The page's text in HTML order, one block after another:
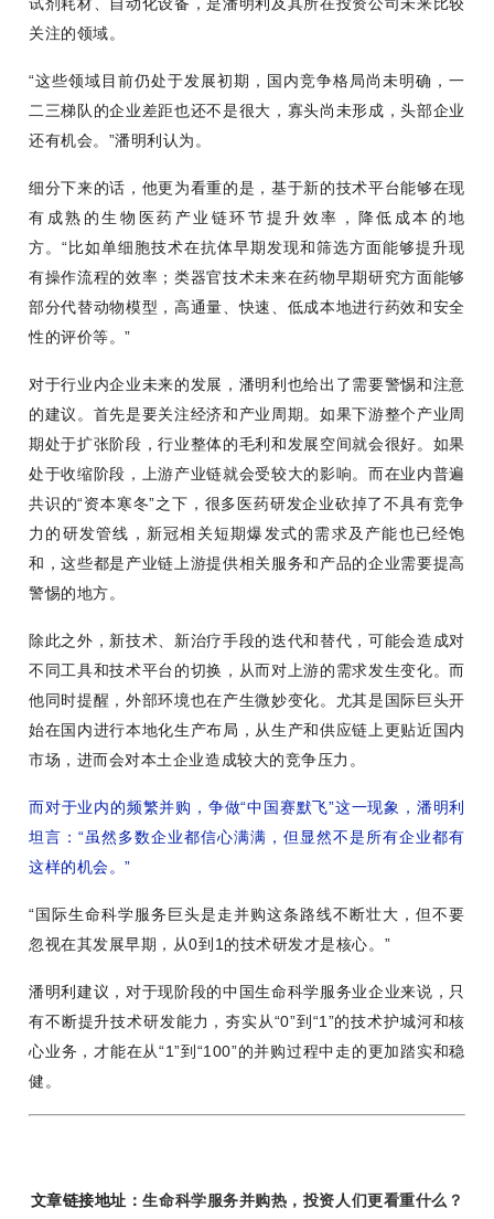
关注的领域。
“这些领域目前仍处于发展初期，国内竞争格局尚未明确，一
二三梯队的企业差距也还不是很大，寡头尚未形成，头部企业
还有机会。”潘明利认为。
细分下来的话，他更为看重的是，基于新的技术平台能够在现
有成熟的生物医药产业链环节提升效率，降低成本的地
方。“比如单细胞技术在抗体早期发现和筛选方面能够提升现
有操作流程的效率；类器官技术未来在药物早期研究方面能够
部分代替动物模型，高通量、快速、低成本地进行药效和安全
性的评价等。”
对于行业内企业未来的发展，潘明利也给出了需要警惕和注意
的建议。首先是要关注经济和产业周期。如果下游整个产业周
期处于扩张阶段，行业整体的毛利和发展空间就会很好。如果
处于收缩阶段，上游产业链就会受较大的影响。而在业内普遍
共识的“资本寒冬”之下，很多医药研发企业砍掉了不具有竞争
力的研发管线，新冠相关短期爆发式的需求及产能也已经饱
和，这些都是产业链上游提供相关服务和产品的企业需要提高
警惕的地方。
除此之外，新技术、新治疗手段的迭代和替代，可能会造成对
不同工具和技术平台的切换，从而对上游的需求发生变化。而
他同时提醒，外部环境也在产生微妙变化。尤其是国际巨头开
始在国内进行本地化生产布局，从生产和供应链上更贴近国内
市场，进而会对本土企业造成较大的竞争压力。
而对于业内的频繁并购，争做“中国赛默飞”这一现象，潘明利
坦言：“虽然多数企业都信心满满，但显然不是所有企业都有
这样的机会。”
“国际生命科学服务巨头是走并购这条路线不断壮大，但不要
忽视在其发展早期，从0到1的技术研发才是核心。”
潘明利建议，对于现阶段的中国生命科学服务业企业来说，只
有不断提升技术研发能力，夯实从“0”到“1”的技术护城河和核
心业务，才能在从“1”到“100”的并购过程中走的更加踏实和稳
健。
文章链接地址：生命科学服务并购热，投资人们更看重什么？